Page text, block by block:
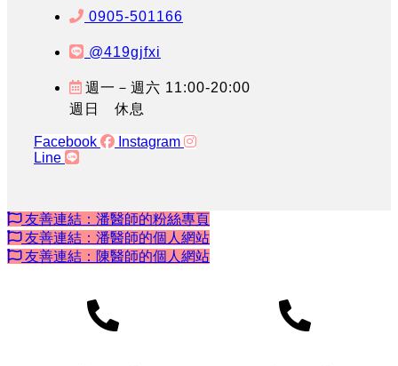
0905-501166
@419gjfxi
週一－週六 11:00-20:00
週日 休息
Facebook
Instagram
Line
友善連結：潘醫師的粉絲專頁
友善連結：潘醫師的個人網站
友善連結：陳醫師的個人網站